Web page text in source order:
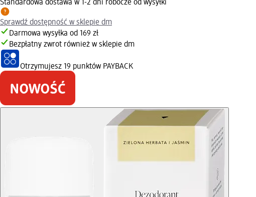
Standardowa dostawa w 1-2 dni robocze od wysyłki
Sprawdź dostępność w sklepie dm
Darmowa wysyłka od 169 zł
Bezpłatny zwrot również w sklepie dm
Otrzymujesz 19 punktów PAYBACK